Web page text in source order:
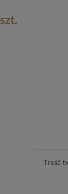
szt.
Treść